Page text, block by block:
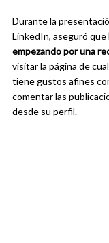
Durante la
LinkedIn, aseguró que
empezando por una
visitar la página de
tiene gustos afines
comentar las
desde su perfil.